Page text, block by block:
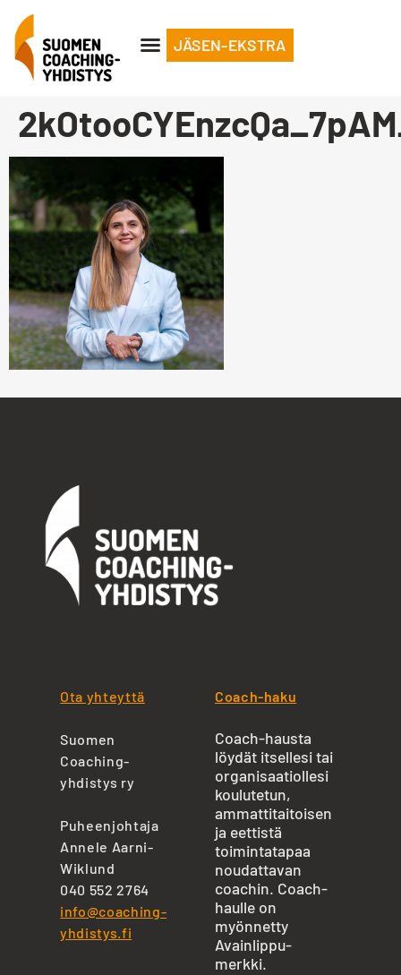
JÄSEN-EKSTRA
Ota yhteyttä
Suomen
Coaching-
yhdistys ry
Puheenjohtaja
Annele Aarni-
Wiklund
040 552 2764
info@coaching-
yhdistys.fi
Coach-haku
Coach-hausta
löydät itsellesi tai
organisaatiollesi
koulutetun,
ammattitaitoisen
ja eettistä
toimintatapaa
noudattavan
coachin. Coach-
haulle on
myönnetty
Avainlippu-
merkki.